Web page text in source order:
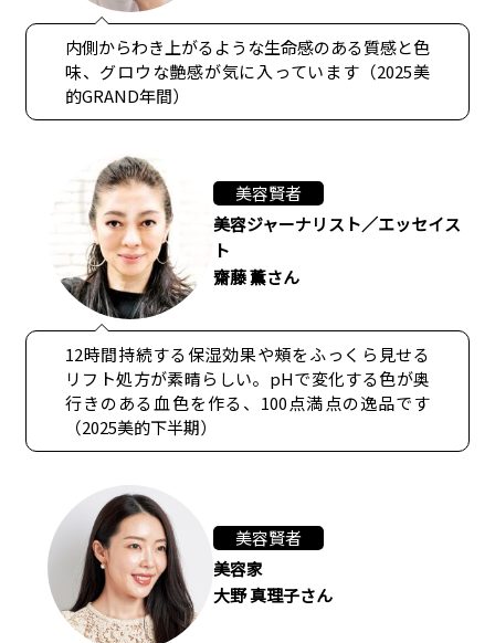
内側からわき上がるような生命感のある質感と色
味、グロウな艶感が気に入っています（2025美
的GRAND年間）
美容賢者
美容ジャーナリスト／エッセイス
ト
齋藤 薫さん
12時間持続する保湿効果や頰をふっくら見せる
リフト処方が素晴らしい。pHで変化する色が奥
行きのある血色を作る、100点満点の逸品です
（2025美的下半期）
美容賢者
美容家
大野 真理子さん